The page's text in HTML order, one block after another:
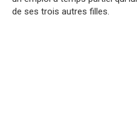
de ses trois autres filles.